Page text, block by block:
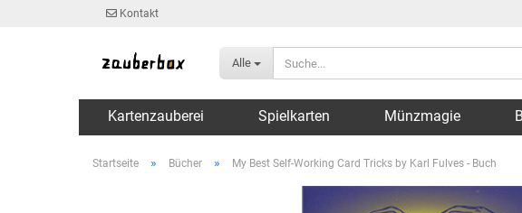
Kontakt
Alle
Kartenzauberei Spielkarten Münzmagie
Startseite » Bücher » My Best Self-Working Card Tricks by Karl Fulves - Buch